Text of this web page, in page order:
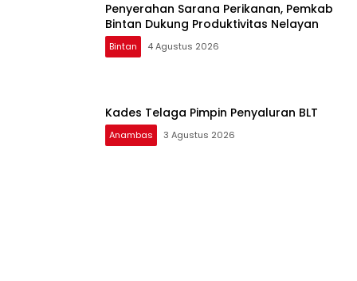
Penyerahan Sarana Perikanan, Pemkab
Bintan Dukung Produktivitas Nelayan
Bintan 4 Agustus 2026
Kades Telaga Pimpin Penyaluran BLT
Anambas 3 Agustus 2026